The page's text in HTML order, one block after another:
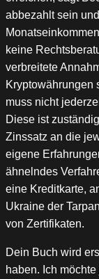
abbezahlt sein
keine
verbreitete
Kryptowährungen
muss nicht
Diese ist
Zinssatz an die
eigene
ähnelndes
eine Kreditkarte,
Ukraine der
von Zertifikaten.
Dein Buch wird
haben. Ich